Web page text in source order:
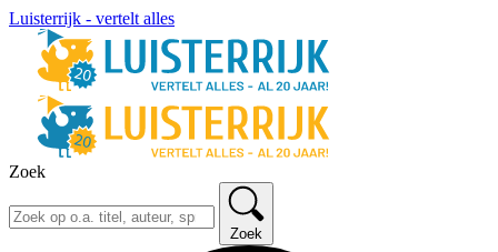
Luisterrijk - vertelt alles
Zoek
Zoek